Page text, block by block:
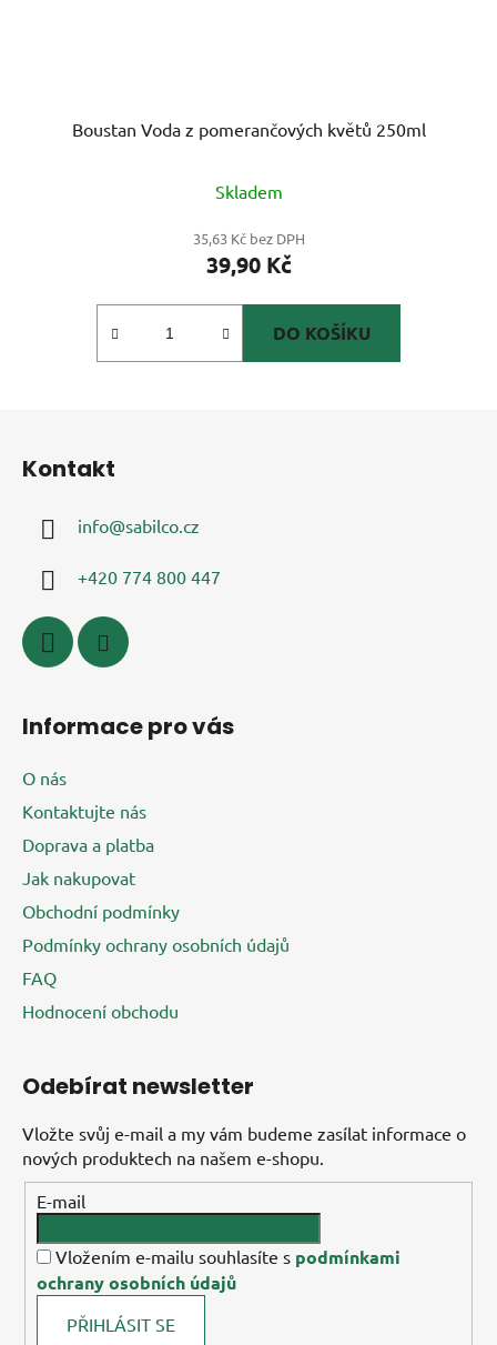
Boustan Voda z pomerančových květů 250ml
Skladem
35,63 Kč bez DPH
39,90 Kč
DO KOŠÍKU
Kontakt
info@sabilco.cz
+420 774 800 447
Informace pro vás
O nás
Kontaktujte nás
Doprava a platba
Jak nakupovat
Obchodní podmínky
Podmínky ochrany osobních údajů
FAQ
Hodnocení obchodu
Odebírat newsletter
Vložte svůj e-mail a my vám budeme zasílat informace o
nových produktech na našem e-shopu.
E-mail
Vložením e-mailu souhlasíte s podmínkami
ochrany osobních údajů
PŘIHLÁSIT SE